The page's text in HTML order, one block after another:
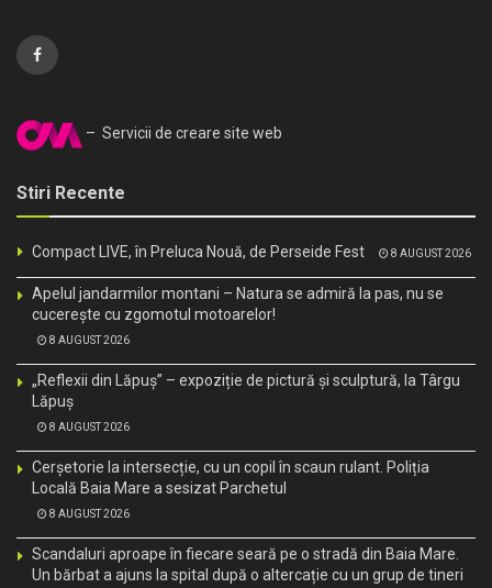
– Servicii de creare site web
Stiri Recente
Compact LIVE, în Preluca Nouă, de Perseide Fest 8 AUGUST 2026
Apelul jandarmilor montani – Natura se admiră la pas, nu se
cucerește cu zgomotul motoarelor!
8 AUGUST 2026
„Reflexii din Lăpuș” – expoziție de pictură și sculptură, la Târgu
Lăpuș
8 AUGUST 2026
Cerșetorie la intersecție, cu un copil în scaun rulant. Poliția
Locală Baia Mare a sesizat Parchetul
8 AUGUST 2026
Scandaluri aproape în fiecare seară pe o stradă din Baia Mare.
Un bărbat a ajuns la spital după o altercație cu un grup de tineri